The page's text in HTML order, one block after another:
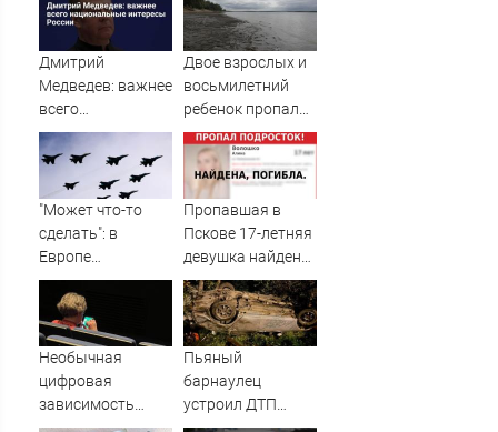
Дмитрий
Медведев: важнее
всего
национальные
интересы России
Двое взрослых и
восьмилетний
ребенок пропали
во время сплава
по реке
08/08/2026 –
Новости
"Может что-то
сделать": в
Европе
высказались о
нападении
России
Пропавшая в
Пскове 17-летняя
девушка найдена
мертвой
Необычная
цифровая
зависимость
"накрыла"
Пьяный
барнаулец
устроил ДТП
ночью в